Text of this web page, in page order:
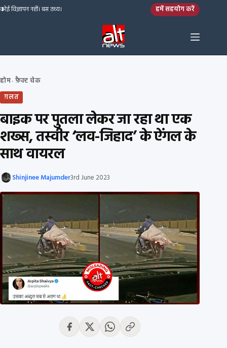
Skip to content
कोई विज्ञापन नहीं। बस तथ्य। हमें सहयोग करें
होम› फ़ैक्ट चेक
ग़लत
बाइक पर पुतला लेकर जा रहा था एक
शख्स, तस्वीर ‘लव-जिहाद’ के ऐंगल के
साथ वायरल
Shinjinee Majumder3rd June 2023